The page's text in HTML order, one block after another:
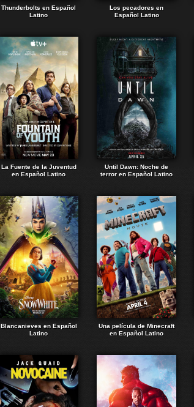
Thunderbolts en Español
Latino
Los pecadores en
Español Latino
La Fuente de la Juventud
en Español Latino
Until Dawn: Noche de
terror en Español Latino
Blancanieves en Español
Latino
Una película de Minecraft
en Español Latino